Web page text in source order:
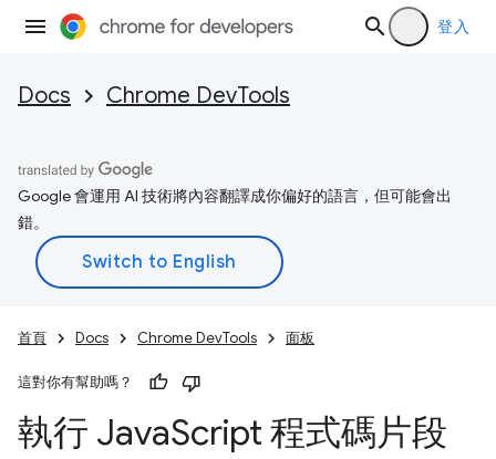
登入
Docs Chrome DevTools
Google 會運用 AI 技術將內容翻譯成你偏好的語言，但可能會出
錯。
首頁 Docs Chrome DevTools 面板
這對你有幫助嗎？
執行 JavaScript 程式碼片段